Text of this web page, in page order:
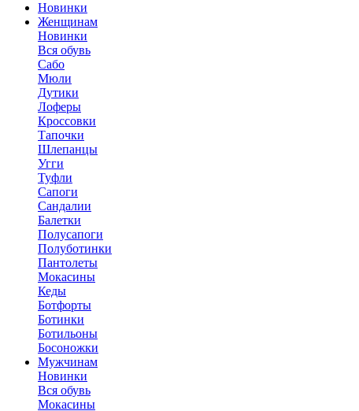
Новинки
Женщинам
Новинки
Вся обувь
Сабо
Мюли
Дутики
Лоферы
Кроссовки
Тапочки
Шлепанцы
Угги
Туфли
Сапоги
Сандалии
Балетки
Полусапоги
Полуботинки
Пантолеты
Мокасины
Кеды
Ботфорты
Ботинки
Ботильоны
Босоножки
Мужчинам
Новинки
Вся обувь
Мокасины